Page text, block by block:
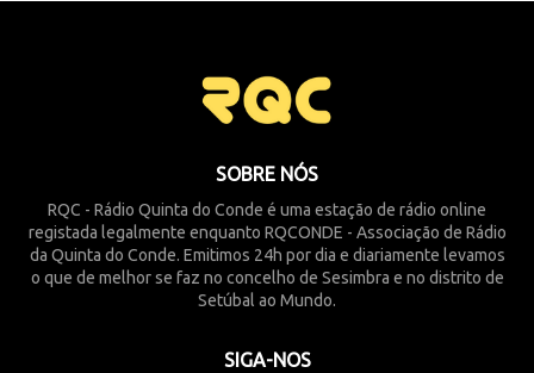
SOBRE NÓS
RQC - Rádio Quinta do Conde é uma estação de rádio online
registada legalmente enquanto RQCONDE - Associação de Rádio
da Quinta do Conde. Emitimos 24h por dia e diariamente levamos
o que de melhor se faz no concelho de Sesimbra e no distrito de
Setúbal ao Mundo.
SIGA-NOS